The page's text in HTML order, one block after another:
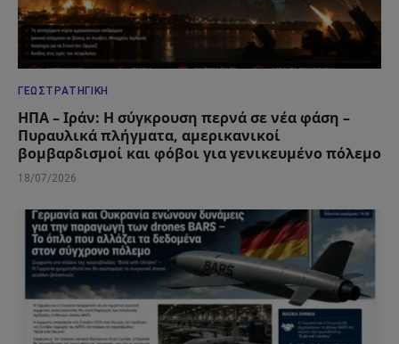
ΓΕΩΣΤΡΑΤΗΓΙΚΉ
ΗΠΑ – Ιράν: Η σύγκρουση περνά σε νέα φάση –
Πυραυλικά πλήγματα, αμερικανικοί
βομβαρδισμοί και φόβοι για γενικευμένο πόλεμο
18/07/2026